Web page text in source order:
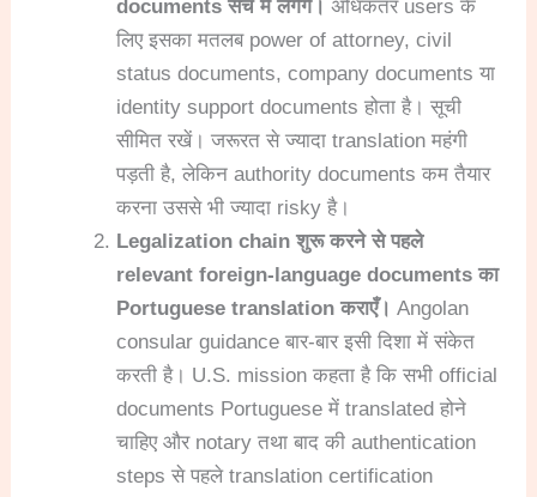
documents सच में लगेंगे। अधिकतर users के
लिए इसका मतलब power of attorney, civil
status documents, company documents या
identity support documents होता है। सूची
सीमित रखें। जरूरत से ज्यादा translation महंगी
पड़ती है, लेकिन authority documents कम तैयार
करना उससे भी ज्यादा risky है।
Legalization chain शुरू करने से पहले
relevant foreign-language documents का
Portuguese translation कराएँ। Angolan
consular guidance बार-बार इसी दिशा में संकेत
करती है। U.S. mission कहता है कि सभी official
documents Portuguese में translated होने
चाहिए और notary तथा बाद की authentication
steps से पहले translation certification